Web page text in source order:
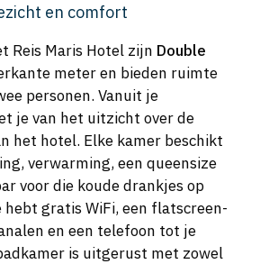
en comfort
Reis Maris Hotel zijn Double
meter en bieden ruimte
personen. Vanuit je
je van het uitzicht over de
het hotel. Elke kamer beschikt
verwarming, een queensize
voor die koude drankjes op
hebt gratis WiFi, een flatscreen-
en een telefoon tot je
is uitgerust met zowel